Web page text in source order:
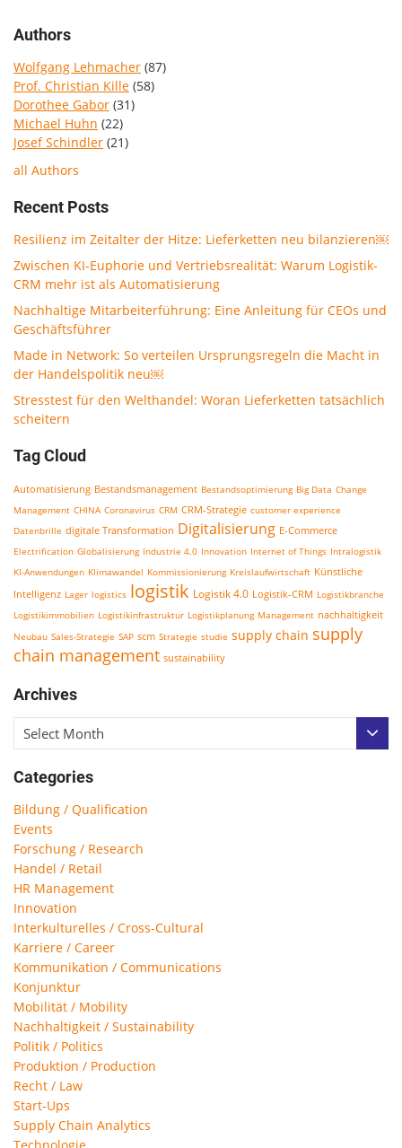
Authors
Wolfgang Lehmacher (87)
Prof. Christian Kille (58)
Dorothee Gabor (31)
Michael Huhn (22)
Josef Schindler (21)
all Authors
Recent Posts
Resilienz im Zeitalter der Hitze: Lieferketten neu bilanzieren￼
Zwischen KI-Euphorie und Vertriebsrealität: Warum Logistik-
CRM mehr ist als Automatisierung
Nachhaltige Mitarbeiterführung: Eine Anleitung für CEOs und
Geschäftsführer
Made in Network: So verteilen Ursprungsregeln die Macht in
der Handelspolitik neu￼
Stresstest für den Welthandel: Woran Lieferketten tatsächlich
scheitern
Tag Cloud
Automatisierung Bestandsmanagement Bestandsoptimierung Big Data Change
Management CHINA Coronavirus CRM CRM-Strategie customer experience
Datenbrille digitale Transformation Digitalisierung E-Commerce
Electrification Globalisierung Industrie 4.0 Innovation Internet of Things Intralogistik
KI-Anwendungen Klimawandel Kommissionierung Kreislaufwirtschaft Künstliche
Intelligenz Lager logistics logistik Logistik 4.0 Logistik-CRM Logistikbranche
Logistikimmobilien Logistikinfrastruktur Logistikplanung Management nachhaltigkeit
Neubau Sales-Strategie SAP scm Strategie studie supply chain supply
chain management sustainability
Archives
Select Month
Categories
Bildung / Qualification
Events
Forschung / Research
Handel / Retail
HR Management
Innovation
Interkulturelles / Cross-Cultural
Karriere / Career
Kommunikation / Communications
Konjunktur
Mobilität / Mobility
Nachhaltigkeit / Sustainability
Politik / Politics
Produktion / Production
Recht / Law
Start-Ups
Supply Chain Analytics